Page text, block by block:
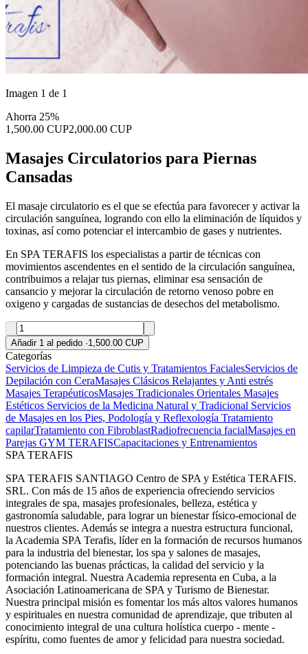
Imagen 1 de 1
Ahorra 25%
1,500.00 CUP2,000.00 CUP
Masajes Circulatorios para Piernas
Cansadas
El masaje circulatorio es el que se efectúa para favorecer y activar la
circulación sanguínea, logrando con ello la eliminación de líquidos y
toxinas, así como potenciar el intercambio de gases y nutrientes.
En SPA TERAFIS los especialistas a partir de técnicas con
movimientos ascendentes en el sentido de la circulación sanguínea,
contribuimos a relajar tus piernas, eliminar esa sensación de
cansancio y mejorar la circulación de retorno venoso pobre en
oxigeno y cargadas de sustancias de desechos del metabolismo.
Añadir 1 al pedido ·1,500.00 CUP
Categorías
Servicios de Limpieza de Cutis y Tratamientos FacialesServicios de
Depilación con CeraMasajes Clásicos Relajantes y Anti estrés
Masajes TerapéuticosMasajes Tradicionales Orientales Masajes
Estéticos Servicios de la Medicina Natural y Tradicional Servicios
de Masajes en los Pies, Podología y Reflexología Tratamiento
capilarTratamiento con FibroblastRadiofrecuencia facialMasajes en
Parejas GYM TERAFISCapacitaciones y Entrenamientos
SPA TERAFIS
SPA TERAFIS SANTIAGO Centro de SPA y Estética TERAFIS.
SRL. Con más de 15 años de experiencia ofreciendo servicios
integrales de spa, masajes profesionales, belleza, estética y
gastronomía saludable, para lograr un bienestar físico-emocional de
nuestros clientes. Además se integra a nuestra estructura funcional,
la Academia SPA Terafis, líder en la formación de recursos humanos
para la industria del bienestar, los spa y salones de masajes,
potenciando las buenas prácticas, la calidad del servicio y la
formación integral. Nuestra Academia representa en Cuba, a la
Asociación Latinoamericana de SPA y Turismo de Bienestar.
Nuestra principal misión es fomentar los más altos valores humanos
y espirituales en nuestra comunidad de aprendizaje, que tributen al
conocimiento integral de una cultura holística cuerpo - mente -
espíritu, como fuentes de amor y felicidad para nuestra sociedad.